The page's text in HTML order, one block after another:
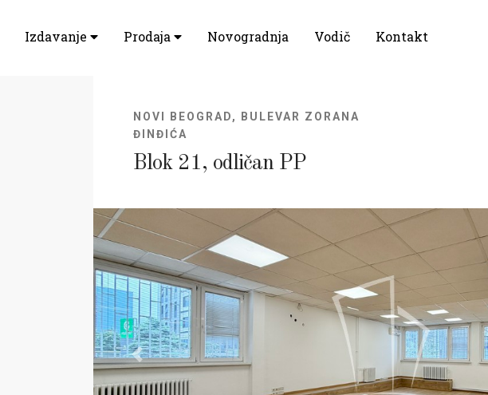
Izdavanje Prodaja Novogradnja Vodič Kontakt
NOVI BEOGRAD, BULEVAR ZORANA
ĐINĐIĆA
Blok 21, odličan PP
Previous